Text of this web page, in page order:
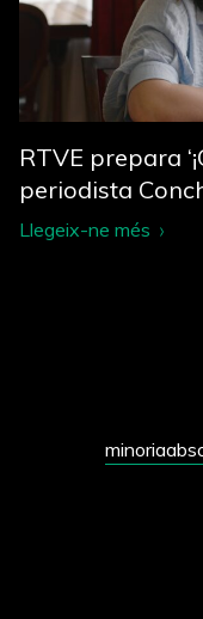
RTVE prepara
periodista
Llegeix-ne més